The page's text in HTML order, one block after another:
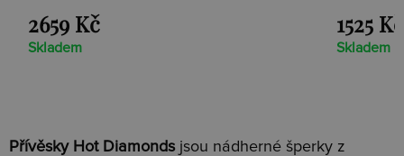
2659 Kč
Skladem
1525 Kč
Skladem
Přívěsky Hot Diamonds jsou nádherné šperky z